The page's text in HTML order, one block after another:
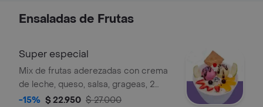
Ensaladas de Frutas
Super especial
Mix de frutas aderezadas con crema
de leche, queso, salsa, grageas, 2
porciones de helado y galleta
-15% $ 22.950 $ 27.000